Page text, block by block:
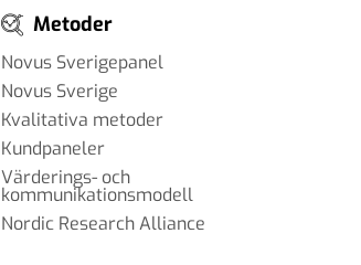
Metoder
Novus Sverigepanel
Novus Sverige
Kvalitativa metoder
Kundpaneler
Värderings- och
kommunikationsmodell
Nordic Research Alliance